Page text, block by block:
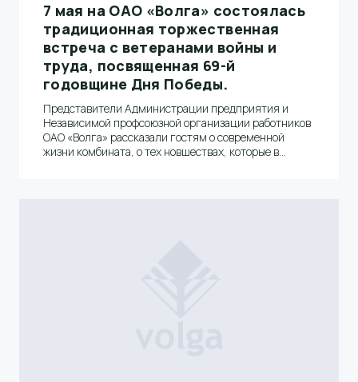
7 мая на ОАО «Волга» состоялась
традиционная торжественная
встреча с ветеранами войны и
труда, посвященная 69-й
годовщине Дня Победы.
Представители Администрации предприятия и
Независимой профсоюзной организации работников
ОАО «Волга» рассказали гостям о современной
жизни комбината, о тех новшествах, которые в